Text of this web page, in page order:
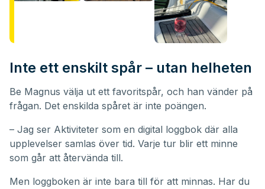
Inte ett enskilt spår – utan helheten
Be Magnus välja ut ett favoritspår, och han vänder på
frågan. Det enskilda spåret är inte poängen.
– Jag ser Aktiviteter som en digital loggbok där alla
upplevelser samlas över tid. Varje tur blir ett minne
som går att återvända till.
Men loggboken är inte bara till för att minnas. Har du